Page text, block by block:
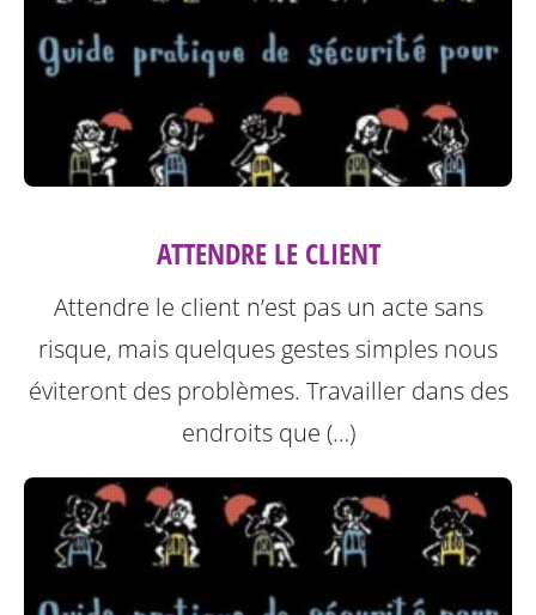
ATTENDRE LE CLIENT
Attendre le client n’est pas un acte sans
risque, mais quelques gestes simples nous
éviteront des problèmes. Travailler dans des
endroits que (…)